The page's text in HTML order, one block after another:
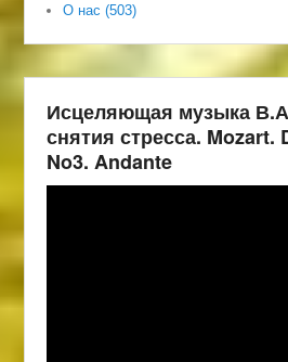
О нас (503)
Исцеляющая музыка
снятия стресса. Mozart.
No3. Andante